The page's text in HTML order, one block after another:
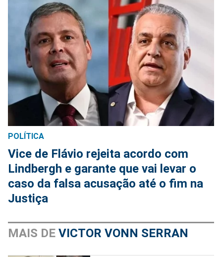
POLÍTICA
Vice de Flávio rejeita acordo com
Lindbergh e garante que vai levar o
caso da falsa acusação até o fim na
Justiça
MAIS DE VICTOR VONN SERRAN